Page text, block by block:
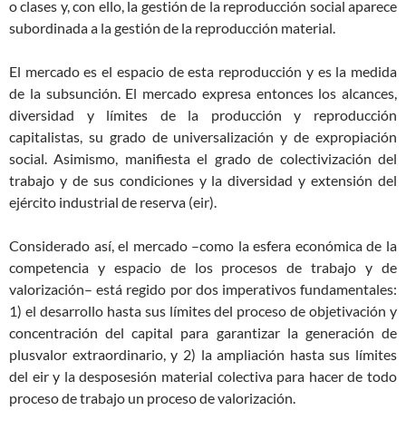
o clases y, con ello, la gestión de la reproducción social aparece
subordinada a la gestión de la reproducción material.
El mercado es el espacio de esta reproducción y es la medida
de la subsunción. El mercado expresa entonces los alcances,
diversidad y límites de la producción y reproducción
capitalistas, su grado de universalización y de expropiación
social. Asimismo, manifiesta el grado de colectivización del
trabajo y de sus condiciones y la diversidad y extensión del
ejército industrial de reserva (eir).
Considerado así, el mercado –como la esfera económica de la
competencia y espacio de los procesos de trabajo y de
valorización– está regido por dos imperativos fundamentales:
1) el desarrollo hasta sus límites del proceso de objetivación y
concentración del capital para garantizar la generación de
plusvalor extraordinario, y 2) la ampliación hasta sus límites
del eir y la desposesión material colectiva para hacer de todo
proceso de trabajo un proceso de valorización.